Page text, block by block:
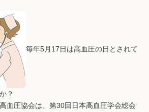
毎年5月17日は高血圧の日とされて
？
血圧協会は、第30回日本高血圧学会総会